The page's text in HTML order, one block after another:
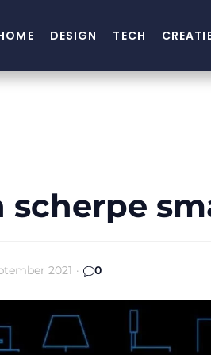
DESIGN TECH
scherpe
2021 · 0